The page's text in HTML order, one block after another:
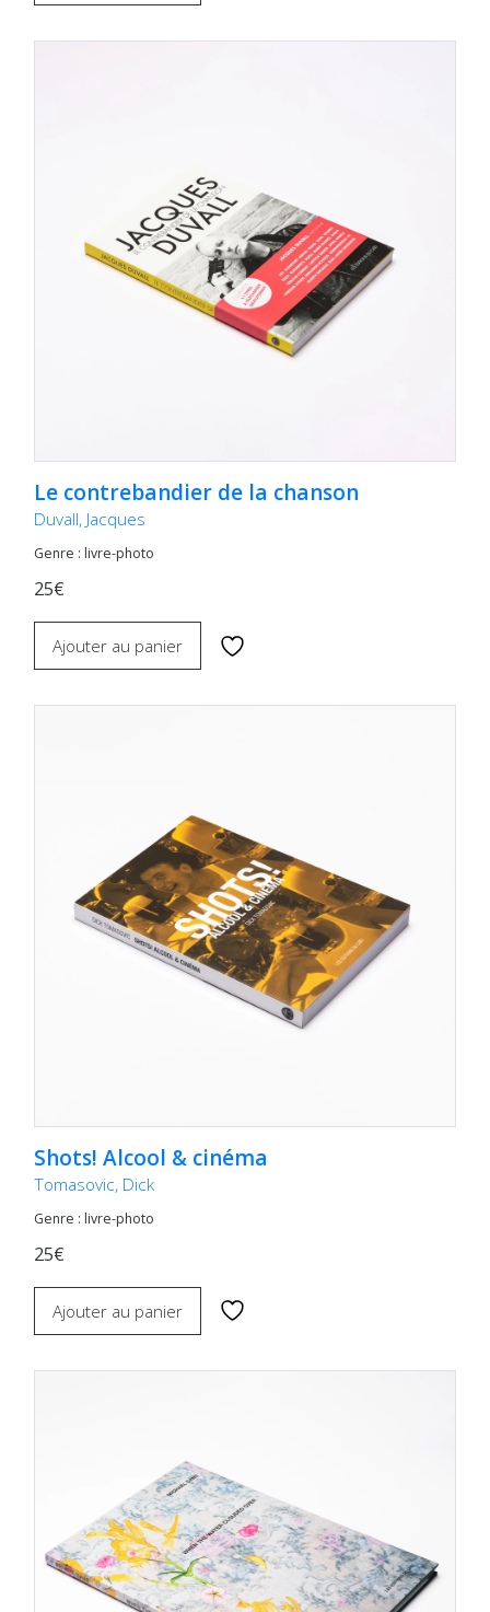
Le contrebandier de la chanson
Duvall, Jacques
Genre : livre-photo
25€
Ajouter au panier
Shots! Alcool & cinéma
Tomasovic, Dick
Genre : livre-photo
25€
Ajouter au panier